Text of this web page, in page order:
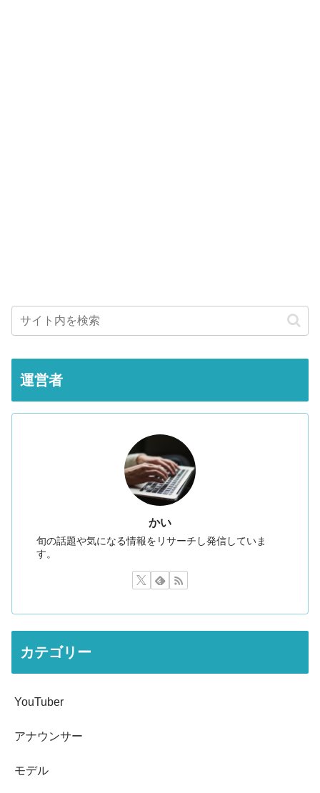
運営者
かい
旬の話題や気になる情報をリサーチし発信していま
す。
カテゴリー
YouTuber
アナウンサー
モデル